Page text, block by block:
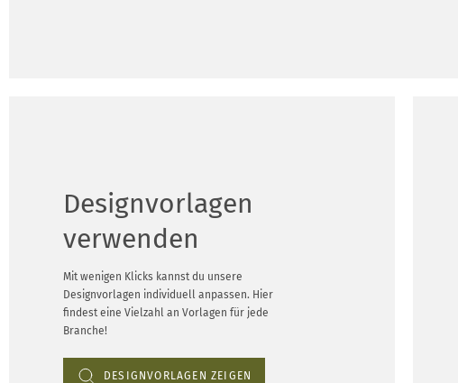
Designvorlagen
verwenden
Mit wenigen Klicks kannst du unsere
Designvorlagen individuell anpassen. Hier
findest eine Vielzahl an Vorlagen für jede
Branche!
DESIGNVORLAGEN ZEIGEN